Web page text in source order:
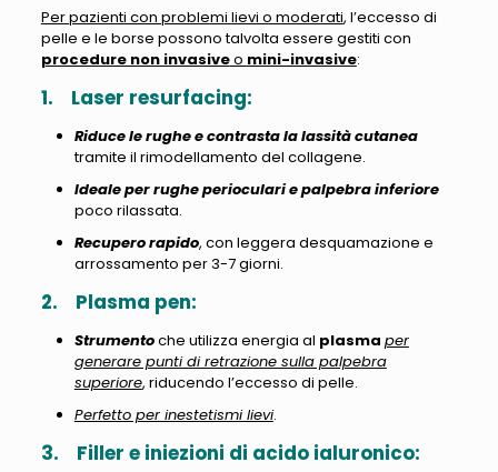
Per pazienti con problemi lievi o moderati, l’eccesso di
pelle e le borse possono talvolta essere gestiti con
procedure non invasiveo mini-invasive:
1. Laser resurfacing:
Riduce le rughe e contrasta la lassità cutanea
tramite il rimodellamento del collagene.
Ideale per rughe perioculari e palpebra inferiore
poco rilassata.
Recupero rapido, con leggera desquamazione e
arrossamento per 3-7 giorni.
2. Plasma pen:
Strumentoche utilizza energia al plasma per
generare punti di retrazione sulla palpebra
superiore, riducendo l’eccesso di pelle.
Perfetto per inestetismi lievi.
3. Filler e iniezioni di acido ialuronico: